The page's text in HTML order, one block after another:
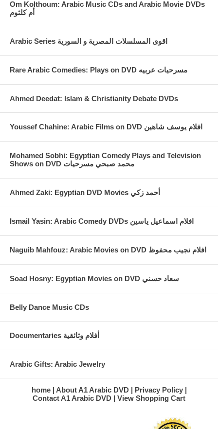
Om Kolthoum: Arabic Music CDs and Arabic Movie DVDs
أم كلثوم
Arabic Series اقوى المسلسلات المصرية و السورية
Rare Arabic Comedies: Plays on DVD مسرحيات عربيه
Ahmed Deedat: Islam & Christianity Debate DVDs
Youssef Chahine: Arabic Films on DVD افلام يوسف شاهين
Mohamed Sobhi: Egyptian Comedy Plays and Television
Shows on DVD محمد صبحي مسرحيات
Ahmed Zaki: Egyptian DVD Movies أحمد زكي
Ismail Yasin: Arabic Comedy DVDs افلام اسماعيل ياسين
Naguib Mahfouz: Arabic Movies on DVD افلام نجيب محفوظ
Soad Hosny: Egyptian Movies on DVD سعاد حسني
Belly Dance Music CDs
Documentaries أفلام وثائقية
Arabic Gifts: Arabic Jewelry
home About A1 Arabic DVD
Privacy Policy
Contact A1 Arabic DVD
View Shopping Cart